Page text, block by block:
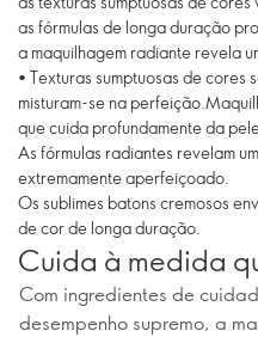
as fórmulas de longa duração
a maquilhagem radiante revela
• Texturas sumptuosas de cores
misturam-se na
que cuida profundamente da
As fórmulas radiantes revelam
extremamente aperfeiçoado.
Os sublimes batons cremosos
de cor de longa duração.
Cuida à medida
Com ingredientes de
desempenho supremo, a